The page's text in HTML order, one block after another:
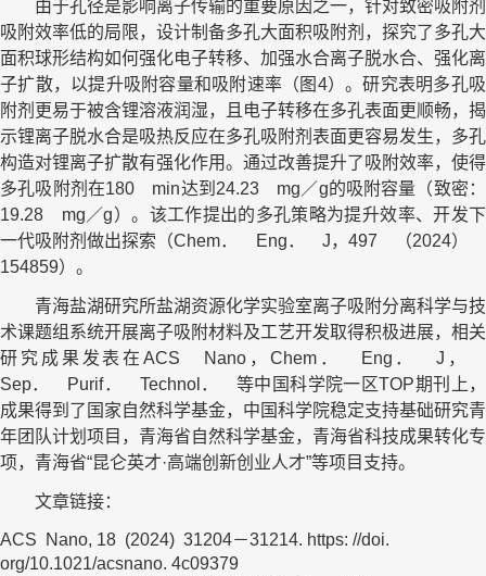
由于孔径是影响离子传输的重要原因之一，针对致密吸附剂
吸附效率低的局限，设计制备多孔大面积吸附剂，探究了多孔大
面积球形结构如何强化电子转移、加强水合离子脱水合、强化离
子扩散，以提升吸附容量和吸附速率（图4）。研究表明多孔吸
附剂更易于被含锂溶液润湿，且电子转移在多孔表面更顺畅，揭
示锂离子脱水合是吸热反应在多孔吸附剂表面更容易发生，多孔
构造对锂离子扩散有强化作用。通过改善提升了吸附效率，使得
多孔吸附剂在180 min达到24.23 mg／g的吸附容量（致密：
19.28 mg／g）。该工作提出的多孔策略为提升效率、开发下
一代吸附剂做出探索（Chem． Eng． J，497 （2024）
154859）。
青海盐湖研究所盐湖资源化学实验室离子吸附分离科学与技
术课题组系统开展离子吸附材料及工艺开发取得积极进展，相关
研究成果发表在ACS Nano，Chem． Eng． J，
Sep． Purif． Technol． 等中国科学院一区TOP期刊上，
成果得到了国家自然科学基金，中国科学院稳定支持基础研究青
年团队计划项目，青海省自然科学基金，青海省科技成果转化专
项，青海省“昆仑英才·高端创新创业人才”等项目支持。
文章链接：
ACS Nano, 18 (2024) 31204－31214. https: //doi.
org/10.1021/acsnano. 4c09379